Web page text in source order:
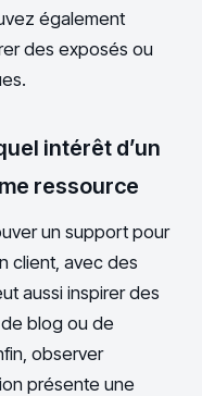
également
des exposés ou
intérêt d’un
ressource
un support pour
client, avec des
aussi inspirer des
blog ou de
observer
présente une